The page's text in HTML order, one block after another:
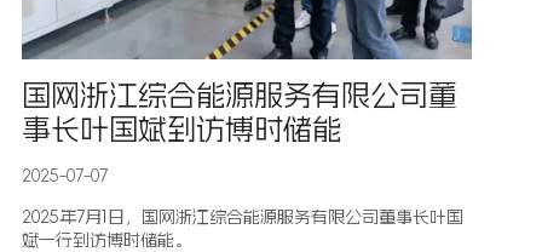
国网浙江综合能源服务有限公司董
事长叶国斌到访博时储能
2025-07-07
2025年7月1日，国网浙江综合能源服务有限公司董事长叶国
斌一行到访博时储能。